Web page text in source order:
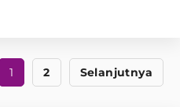
1 2 Selanjutnya